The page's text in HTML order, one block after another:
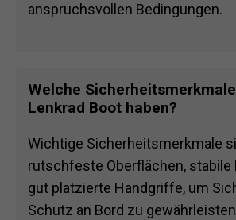
anspruchsvollen Bedingungen.
Welche
Lenkrad Boot haben?
Wichtige Sicherheitsmerkmale
rutschfeste Oberflächen, stabile
gut platzierte Handgriffe, um
Schutz an Bord zu